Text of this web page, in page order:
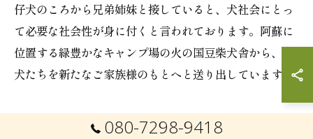
仔犬のころから兄弟姉妹と接していると、犬社会にとっ
て必要な社会性が身に付くと言われております。阿蘇に
位置する緑豊かなキャンプ場の火の国豆柴犬舎から、仔
犬たちを新たなご家族様のもとへと送り出しています。
080-7298-9418
ご予約はこちら